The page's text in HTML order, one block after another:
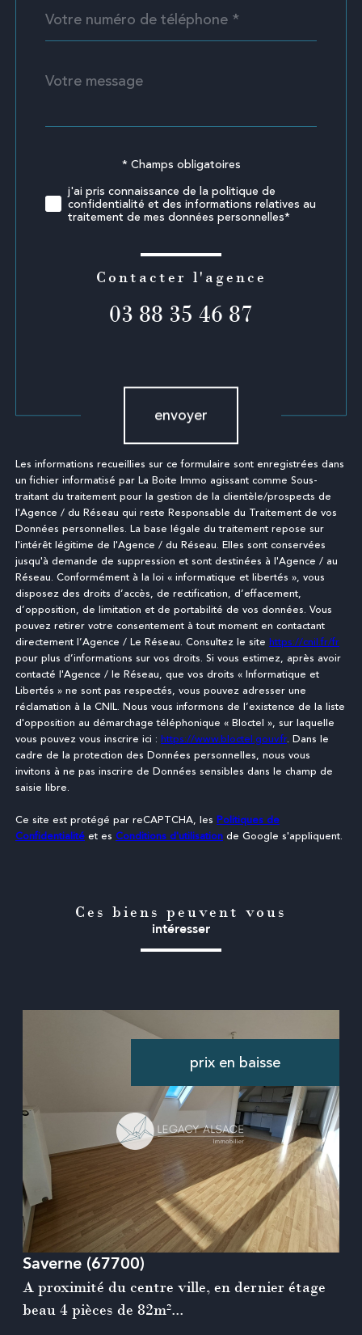
*
Fieldset
défaut
Message
*
Validation* Champs obligatoires
j'ai pris connaissance de la politique de
confidentialité et des informations relatives au
traitement de mes données personnelles*
Contacter l'agence
03 88 35 46 87
envoyer
Les informations recueillies sur ce formulaire sont enregistrées dans
un fichier informatisé par La Boite Immo agissant comme Sous-
traitant du traitement pour la gestion de la clientèle/prospects de
l'Agence / du Réseau qui reste Responsable du Traitement de vos
Données personnelles. La base légale du traitement repose sur
l'intérêt légitime de l'Agence / du Réseau. Elles sont conservées
jusqu'à demande de suppression et sont destinées à l'Agence / au
Réseau. Conformément à la loi « informatique et libertés », vous
disposez des droits d’accès, de rectification, d’effacement,
d’opposition, de limitation et de portabilité de vos données. Vous
pouvez retirer votre consentement à tout moment en contactant
directement l’Agence / Le Réseau. Consultez le site https://cnil.fr/fr
pour plus d’informations sur vos droits. Si vous estimez, après avoir
contacté l'Agence / le Réseau, que vos droits « Informatique et
Libertés » ne sont pas respectés, vous pouvez adresser une
réclamation à la CNIL. Nous vous informons de l’existence de la liste
d'opposition au démarchage téléphonique « Bloctel », sur laquelle
vous pouvez vous inscrire ici : https://www.bloctel.gouv.fr. Dans le
cadre de la protection des Données personnelles, nous vous
invitons à ne pas inscrire de Données sensibles dans le champ de
saisie libre.
Ce site est protégé par reCAPTCHA, les Politiques de
Confidentialité et es Conditions d'utilisation de Google s'appliquent.
Ces biens peuvent vous
intéresser
prix en baisse
voir le bien
Saverne (67700)
A proximité du centre ville, en dernier étage
beau 4 pièces de 82m²...